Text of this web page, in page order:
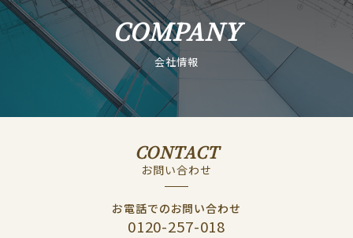
COMPANY
会社情報
CONTACT
お問い合わせ
お電話でのお問い合わせ
0120-257-018